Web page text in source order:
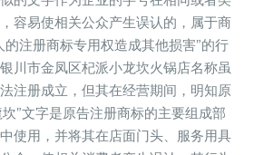
容易使相关公众产生误认的，属于商
的注册商标专用权造成其他损害”的行
川市金凤区杞派小龙坎火锅店名称虽
注册成立，但其在经营期间，明知原
坎”文字是原告注册商标的主要组成部
使用，并将其在店面门头、服务用具